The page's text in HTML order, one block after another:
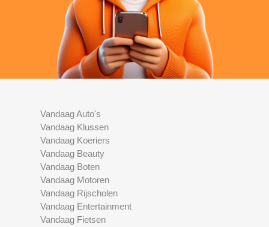
Vandaag Auto's
Vandaag Klussen
Vandaag Koeriers
Vandaag Beauty
Vandaag Boten
Vandaag Motoren
Vandaag Rijscholen
Vandaag Entertainment
Vandaag Fietsen